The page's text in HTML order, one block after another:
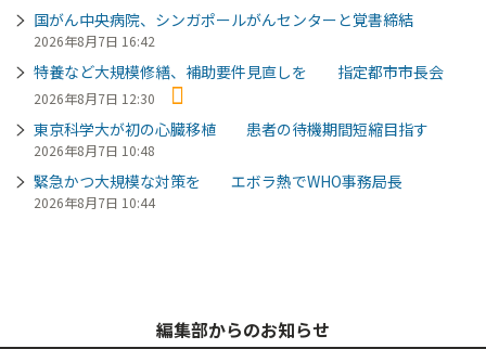
国がん中央病院、シンガポールがんセンターと覚書締結
2026年8月7日 16:42
特養など大規模修繕、補助要件見直しを 指定都市市長会
2026年8月7日 12:30
東京科学大が初の心臓移植 患者の待機期間短縮目指す
2026年8月7日 10:48
緊急かつ大規模な対策を エボラ熱でWHO事務局長
2026年8月7日 10:44
編集部からのお知らせ